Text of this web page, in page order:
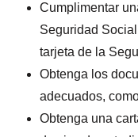
Cumplimentar
Seguridad
tarjeta de la
Obtenga los
adecuados,
Obtenga una